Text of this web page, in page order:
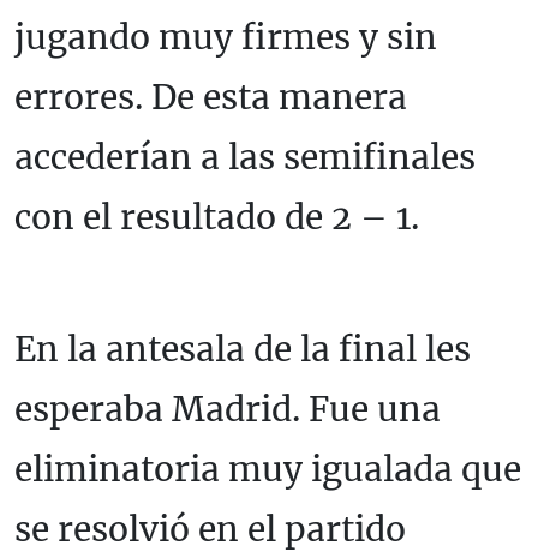
jugando muy firmes y sin
errores. De esta manera
accederían a las semifinales
con el resultado de 2 – 1.
En la antesala de la final les
esperaba Madrid. Fue una
eliminatoria muy igualada que
se resolvió en el partido